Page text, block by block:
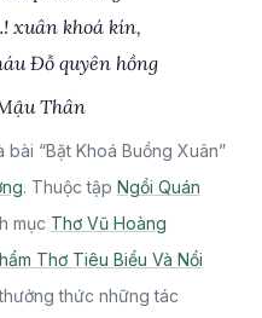
xuân khoá kín,
Đỗ quyên hồng
Thân
“Bặt Khoá Buồng Xuân”
. Thuộc tập Ngồi Quán
mục Thơ Vũ Hoàng
Thơ Tiêu Biểu Và Nổi
thức những tác